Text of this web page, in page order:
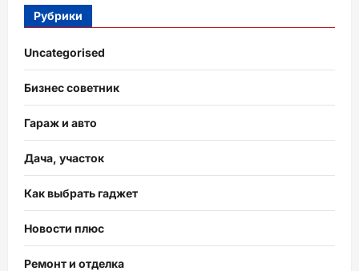
Рубрики
Uncategorised
Бизнес советник
Гараж и авто
Дача, участок
Как выбрать гаджет
Новости плюс
Ремонт и отделка